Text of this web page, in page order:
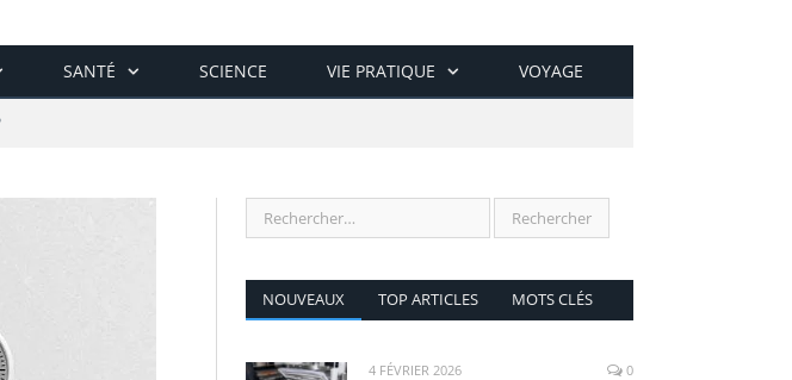
SANTÉ SCIENCE VIE PRATIQUE VOYAGE
NOUVEAUX TOP ARTICLES MOTS CLÉS
4 FÉVRIER 2026 0